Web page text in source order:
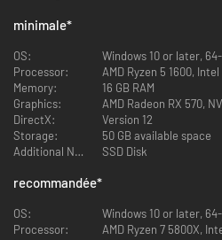
The Alters
Explorez un jeu de sci-fi plein d'émotions,
d'aventure et de construction de bases.
créer d'autres versions de lui pour fuir
des problèmes personnels avec cet
The Alters: Original Soundtrack
Embarquez dans une expédition
philosophique. Dans The Alters, le
à 11 bit studios pour vous offrir une
qui vous fera frissonner d’émotion.
minimale*
OS:
Windows 10 or later,
Processor:
AMD Ryzen 5 1600,
Memory:
16 GB RAM
Graphics:
AMD Radeon RX 570,
DirectX:
Version 12
Storage:
50 GB available space
Additional Notes:
SSD Disk
recommandée*
OS:
Windows 10 or later,
Processor:
AMD Ryzen 7 5800X,